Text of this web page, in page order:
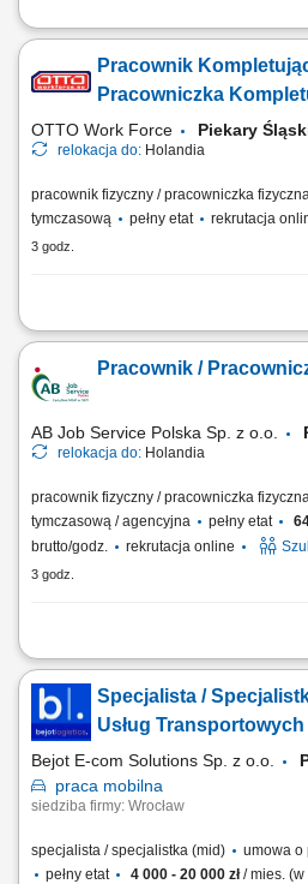
Twoje codzienne zadania
skanera ręcznego lub systemu voice
paczki o różnej wadze; Zabezpieczać
Pracownik
Pracowniczka
OTTO Work Force Piekary
relokacja do: Holandia
pracownik fizyczny / pracowniczka
tymczasową
pełny etat rekrutacja
3 godz.
Opis stanowiska: Realizacja zamówień
magazynowych i systemów wspierających
produktów przy wykorzystaniu wózków
Pracownik /
AB Job Service Polska Sp. z o.o.
relokacja do: Holandia
pracownik fizyczny / pracowniczka
tymczasową / agencyjna
pełny etat
brutto/godz.
rekrutacja online
3 godz.
Opis stanowiska Praca przy produkcji
przygotowywanie produktów do dalszej
produktów zgodnie z obowiązującymi
porządek na stanowisku pracy....
Specjalista /
Usług Transportowych
Bejot E-com Solutions Sp. z o.o.
praca mobilna
siedziba firmy: Wrocław
specjalista / specjalistka (mid)
umowa o
pełny etat
4 000 - 20 000 zł/ mies. (w